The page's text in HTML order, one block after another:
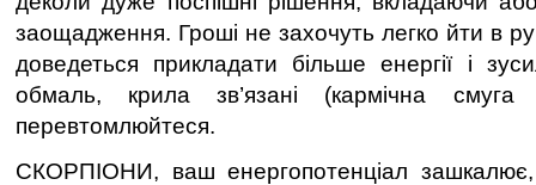
заощадження. Гроші не захочуть легко йти в
доведеться прикладати більше енергії і
обмаль, крила зв’язані (кармічна
перевтомлюйтеся.
СКОРПІОНИ, ваш енергопотенціал